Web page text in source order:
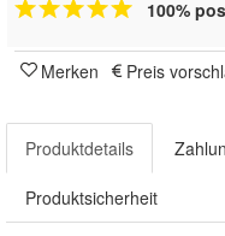
100%
Merken Preis
Produktdetails
Produktsicherheit